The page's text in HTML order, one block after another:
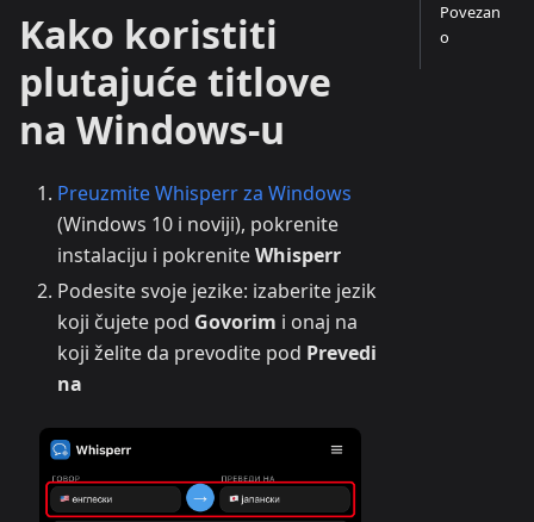
Kako koristiti
plutajuće titlove
na Windows-u
Preuzmite Whisperr za Windows
(Windows 10 i noviji), pokrenite
instalaciju i pokreniteWhisperr
Podesite svoje jezike: izaberite jezik
koji čujete pod Govorim i onaj na
koji želite da prevodite pod Prevedi
na
Povezan
o